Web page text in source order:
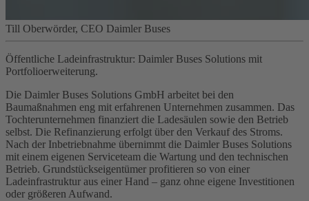
Till Oberwörder, CEO Daimler Buses
Öffentliche Ladeinfrastruktur: Daimler Buses Solutions mit
Portfolioerweiterung.
Die Daimler Buses Solutions GmbH arbeitet bei den
Baumaßnahmen eng mit erfahrenen Unternehmen zusammen. Das
Tochterunternehmen finanziert die Ladesäulen sowie den Betrieb
selbst. Die Refinanzierung erfolgt über den Verkauf des Stroms.
Nach der Inbetriebnahme übernimmt die Daimler Buses Solutions
mit einem eigenen Serviceteam die Wartung und den technischen
Betrieb. Grundstückseigentümer profitieren so von einer
Ladeinfrastruktur aus einer Hand – ganz ohne eigene Investitionen
oder größeren Aufwand.